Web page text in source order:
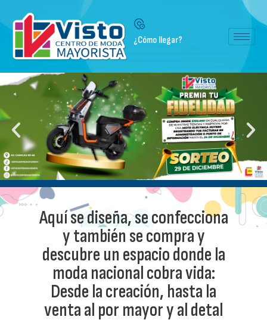
¿Cómo llegar?
Aquí se diseña, se confecciona
y también se compra y
descubre un espacio donde la
moda nacional cobra vida:
Desde la creación, hasta la
venta al por mayor y al detal